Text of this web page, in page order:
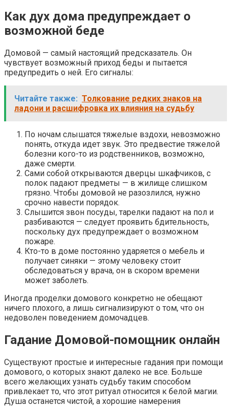
Как дух дома предупреждает о
возможной беде
Домовой — самый настоящий предсказатель. Он
чувствует возможный приход беды и пытается
предупредить о ней. Его сигналы:
Читайте также: Толкование редких знаков на
ладони и расшифровка их влияния на судьбу
По ночам слышатся тяжелые вздохи, невозможно
понять, откуда идет звук. Это предвестие тяжелой
болезни кого-то из родственников, возможно,
даже смерти.
Сами собой открываются дверцы шкафчиков, с
полок падают предметы — в жилище слишком
грязно. Чтобы домовой не разозлился, нужно
срочно навести порядок.
Слышится звон посуды, тарелки падают на пол и
разбиваются — следует проявить бдительность,
поскольку дух предупреждает о возможном
пожаре.
Кто-то в доме постоянно ударяется о мебель и
получает синяки — этому человеку стоит
обследоваться у врача, он в скором времени
может заболеть.
Иногда проделки домового конкретно не обещают
ничего плохого, а лишь сигнализируют о том, что он
недоволен поведением домочадцев.
Гадание Домовой-помощник онлайн
Существуют простые и интересные гадания при помощи
домового, о которых знают далеко не все. Больше
всего желающих узнать судьбу таким способом
привлекает то, что этот ритуал относится к белой магии.
Душа останется чистой, а хорошие намерения